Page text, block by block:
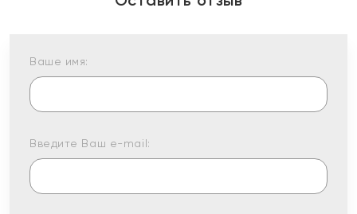
Ваше имя:
Введите Ваш e-mail: